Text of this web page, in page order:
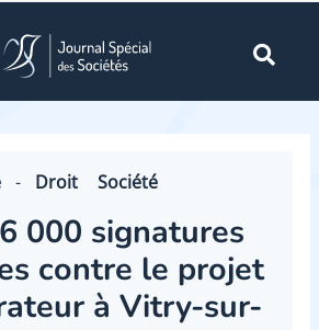
- Droit Société
000 signatures
contre le projet
à Vitry-sur-